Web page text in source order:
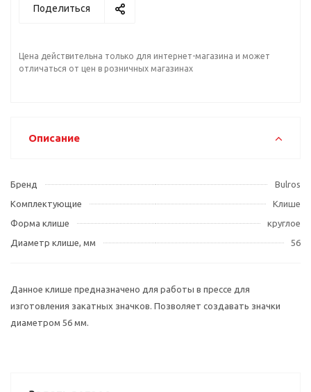
Поделиться
Цена действительна только для интернет-магазина и может
отличаться от цен в розничных магазинах
Описание
Бренд
Bulros
Комплектующие
Клише
Форма клише
круглое
Диаметр клише, мм
56
Данное клише предназначено для работы в прессе для
изготовления закатных значков. Позволяет создавать значки
диаметром 56 мм.